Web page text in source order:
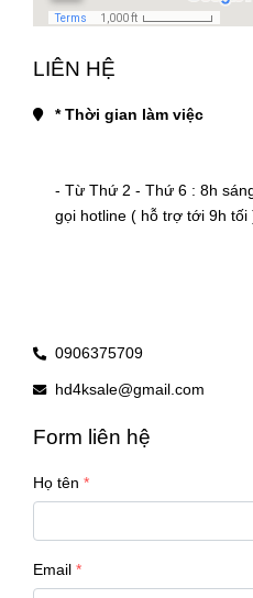
LIÊN HỆ
* Thời gian làm việc
- Từ Thứ 2 - Thứ 6 : 8h
gọi hotline ( hỗ trợ tới 9h tối
0906375709
hd4ksale@gmail.com
Form liên hệ
Họ tên
Email